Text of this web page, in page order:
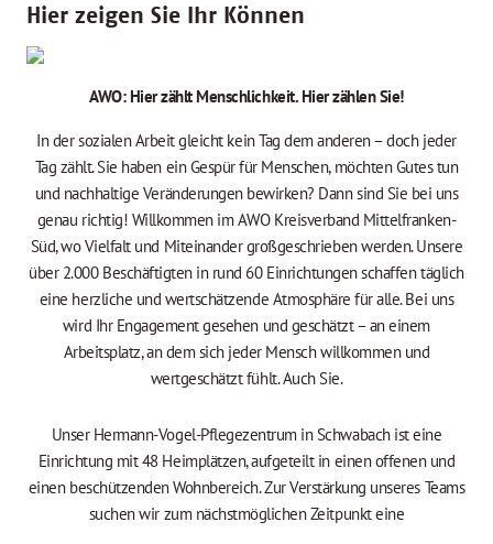
Hier zeigen Sie Ihr Können
AWO: Hier zählt Menschlichkeit. Hier zählen Sie!
In der sozialen Arbeit gleicht kein Tag dem anderen – doch jeder
Tag zählt. Sie haben ein Gespür für Menschen, möchten Gutes tun
und nachhaltige Veränderungen bewirken? Dann sind Sie bei uns
genau richtig! Willkommen im AWO Kreisverband Mittelfranken-
Süd, wo Vielfalt und Miteinander großgeschrieben werden. Unsere
über 2.000 Beschäftigten in rund 60 Einrichtungen schaffen täglich
eine herzliche und wertschätzende Atmosphäre für alle. Bei uns
wird Ihr Engagement gesehen und geschätzt – an einem
Arbeitsplatz, an dem sich jeder Mensch willkommen und
wertgeschätzt fühlt. Auch Sie.
Unser Hermann-Vogel-Pflegezentrum in Schwabach ist eine
Einrichtung mit 48 Heimplätzen, aufgeteilt in einen offenen und
einen beschützenden Wohnbereich. Zur Verstärkung unseres Teams
suchen wir zum nächstmöglichen Zeitpunkt eine